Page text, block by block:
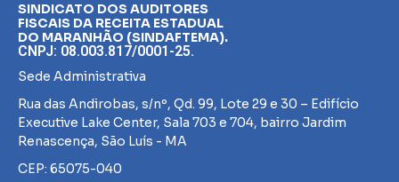
SINDICATO DOS AUDITORES
FISCAIS DA RECEITA ESTADUAL
DO MARANHÃO (SINDAFTEMA).
CNPJ: 08.003.817/0001-25.
Sede Administrativa
Rua das Andirobas, s/nº, Qd. 99, Lote 29 e 30 – Edifício
Executive Lake Center, Sala 703 e 704, bairro Jardim
Renascença, São Luís - MA
CEP: 65075-040